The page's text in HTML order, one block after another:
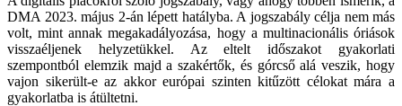
DMA 2023. május 2-án lépett hatályba. A jogszabály célja nem más
volt, mint annak megakadályozása, hogy a multinacionális óriások
visszaéljenek helyzetükkel. Az eltelt időszakot gyakorlati
szempontból elemzik majd a szakértők, és górcső alá veszik, hogy
vajon sikerült-e az akkor európai szinten kitűzött célokat mára a
gyakorlatba is átültetni.